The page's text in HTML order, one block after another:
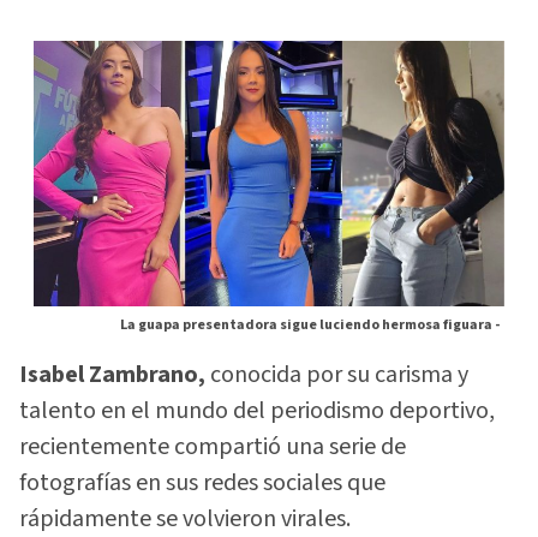
La guapa presentadora sigue luciendo hermosa figuara -
Isabel Zambrano, conocida por su carisma y
talento en el mundo del periodismo deportivo,
recientemente compartió una serie de
fotografías en sus redes sociales que
rápidamente se volvieron virales.